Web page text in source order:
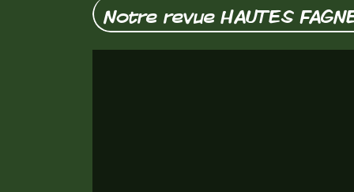
Notre revue HAUTES